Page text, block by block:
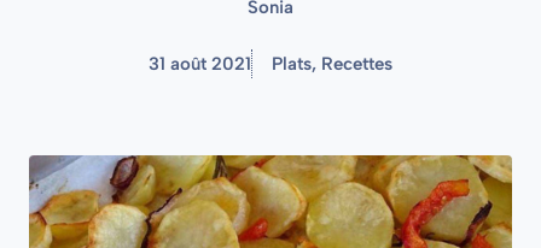
Sonia
31 août 2021 Plats, Recettes